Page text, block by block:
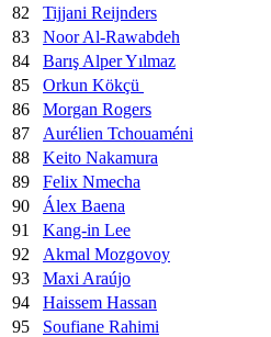
82
Tijjani Reijnders
83
Noor Al-Rawabdeh
84
Barış Alper Yılmaz
85
Orkun Kökçü
86
Morgan Rogers
87
Aurélien Tchouaméni
88
Keito Nakamura
89
Felix Nmecha
90
Álex Baena
91
Kang-in Lee
92
Akmal Mozgovoy
93
Maxi Araújo
94
Haissem Hassan
95
Soufiane Rahimi